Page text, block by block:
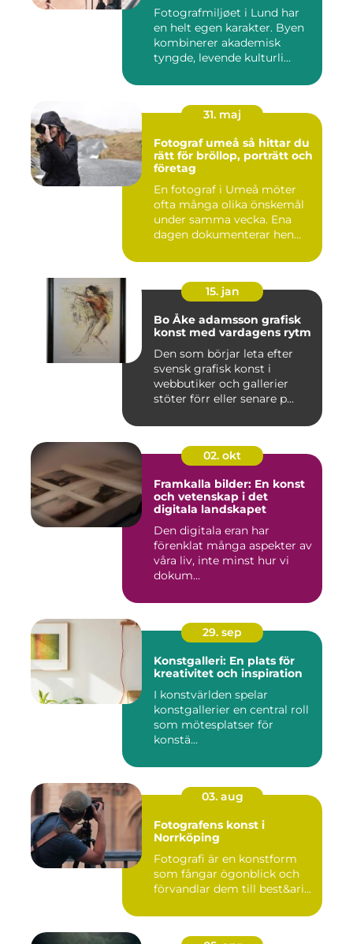
Fotografmiljøet i Lund har
en helt egen karakter. Byen
kombinerer akademisk
tyngde, levende kulturli...
31. maj
Fotograf umeå så hittar du
rätt för bröllop, porträtt och
företag
En fotograf i Umeå möter
ofta många olika önskemål
under samma vecka. Ena
dagen dokumenterar hen
15. jan
Bo Åke adamsson grafisk
konst med vardagens rytm
Den som börjar leta efter
svensk grafisk konst i
webbutiker och gallerier
stöter förr eller senare p...
02. okt
Framkalla bilder: En konst
och vetenskap i det
digitala landskapet
Den digitala eran har
förenklat många aspekter av
våra liv, inte minst hur vi
dokum...
29. sep
Konstgalleri: En plats för
kreativitet och inspiration
I konstvärlden spelar
konstgallerier en central roll
som mötesplatser för
konstä...
03. aug
Fotografens konst i
Norrköping
Fotografi är en konstform
som fångar ögonblick och
förvandlar dem till best&ari...